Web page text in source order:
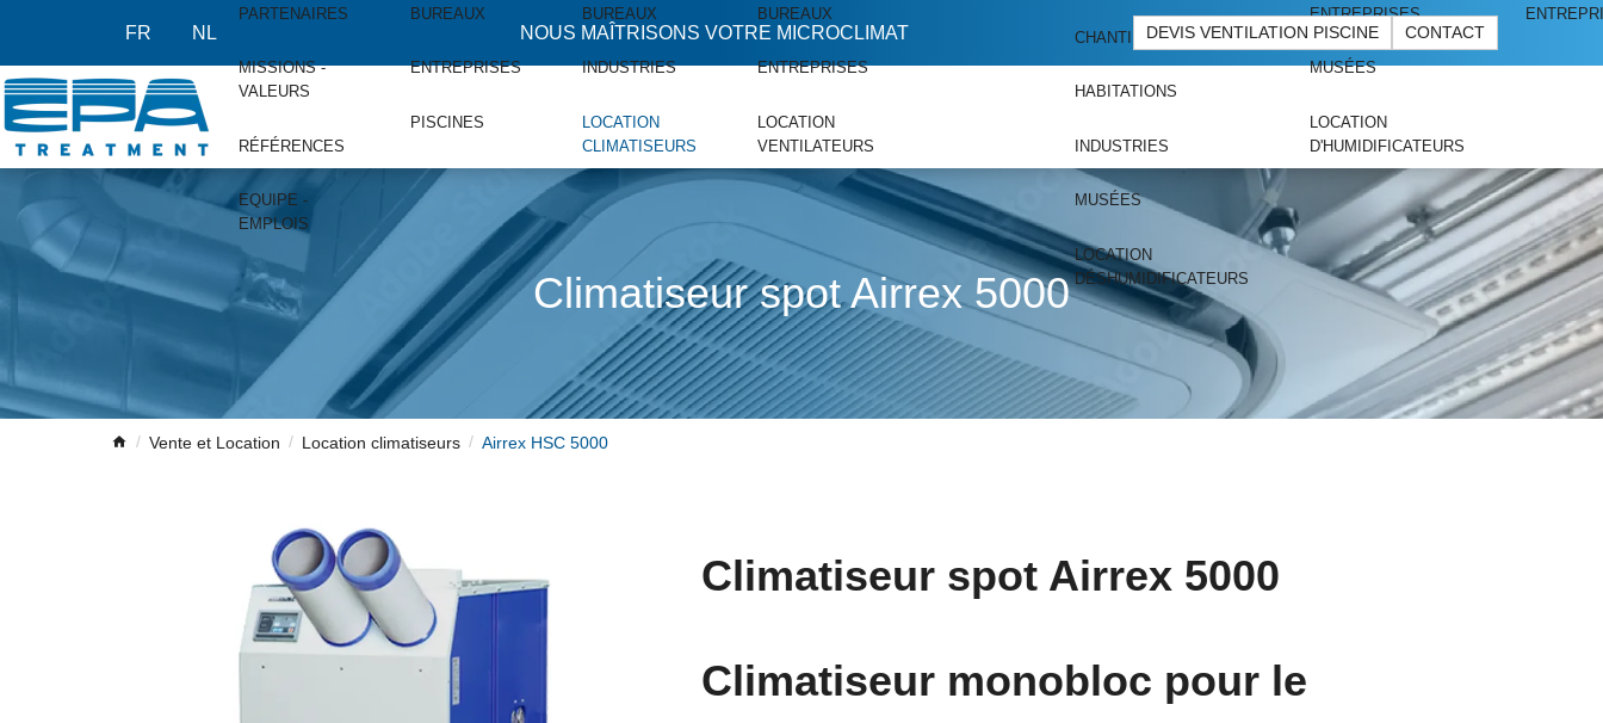
FR NL NOUS MAÎTRISONS VOTRE MICROCLIMAT DEVIS VENTILATION PISCINE CONTACT
PARTENAIRES
MISSIONS -
VALEURS
RÉFÉRENCES
EQUIPE -
EMPLOIS
BUREAUX
ENTREPRISES
PISCINES
BUREAUX
INDUSTRIES
LOCATION
CLIMATISEURS
BUREAUX
ENTREPRISES
LOCATION
VENTILATEURS
CHANTIERS
HABITATIONS
INDUSTRIES
MUSÉES
LOCATION
DÉSHUMIDIFICATEURS
ENTREPRISES
MUSÉES
LOCATION
D'HUMIDIFICATEURS
Climatiseur spot Airrex 5000
Vente et Location Location climatiseurs Airrex HSC 5000
Climatiseur spot Airrex 5000
Climatiseur monobloc pour le